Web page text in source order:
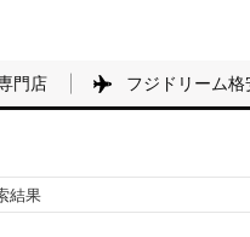
門店 フジドリーム
結果